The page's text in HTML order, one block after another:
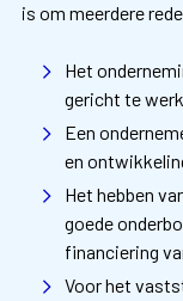
is om meerdere
Het
gericht te
Een
en
Het hebben
goede
financiering
Voor het